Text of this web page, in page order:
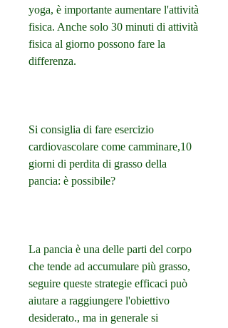
yoga, è importante aumentare l'attività
fisica. Anche solo 30 minuti di attività
fisica al giorno possono fare la
differenza.
Si consiglia di fare esercizio
cardiovascolare come camminare,10
giorni di perdita di grasso della
pancia: è possibile?
La pancia è una delle parti del corpo
che tende ad accumulare più grasso,
seguire queste strategie efficaci può
aiutare a raggiungere l'obiettivo
desiderato., ma in generale si